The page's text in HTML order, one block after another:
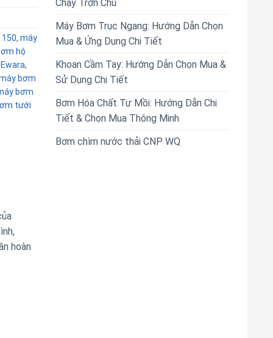
Chạy Trơn Chu
Máy Bơm Trục Ngang: Hướng Dẫn Chọn
Mua & Ứng Dụng Chi Tiết
Khoan Cầm Tay: Hướng Dẫn Chọn Mua &
Sử Dụng Chi Tiết
Bơm Hóa Chất Tự Mồi: Hướng Dẫn Chi
Tiết & Chọn Mua Thông Minh
Bơm chìm nước thải CNP WQ
150, máy
hộ
,
bơm
bơm
tưới
hoàn